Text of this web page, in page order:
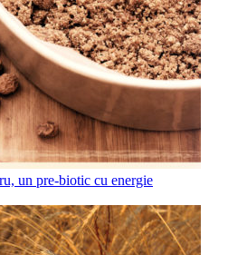
un pre-biotic cu energie